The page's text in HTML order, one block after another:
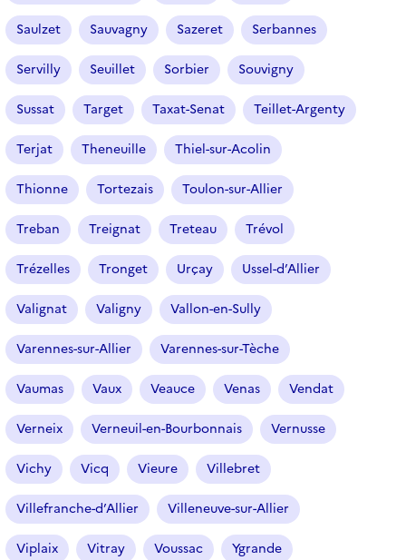
n
é
)
Saulzet Sauvagny Sazeret Serbannes
Servilly Seuillet Sorbier Souvigny
Sussat Target Taxat-Senat Teillet-Argenty
Terjat Theneuille Thiel-sur-Acolin
Thionne Tortezais Toulon-sur-Allier
Treban Treignat Treteau Trévol
Trézelles Tronget Urçay Ussel-d’Allier
Valignat Valigny Vallon-en-Sully
Varennes-sur-Allier Varennes-sur-Tèche
Vaumas Vaux Veauce Venas Vendat
Verneix Verneuil-en-Bourbonnais Vernusse
Vichy Vicq Vieure Villebret
Villefranche-d’Allier Villeneuve-sur-Allier
Viplaix Vitray Voussac Ygrande